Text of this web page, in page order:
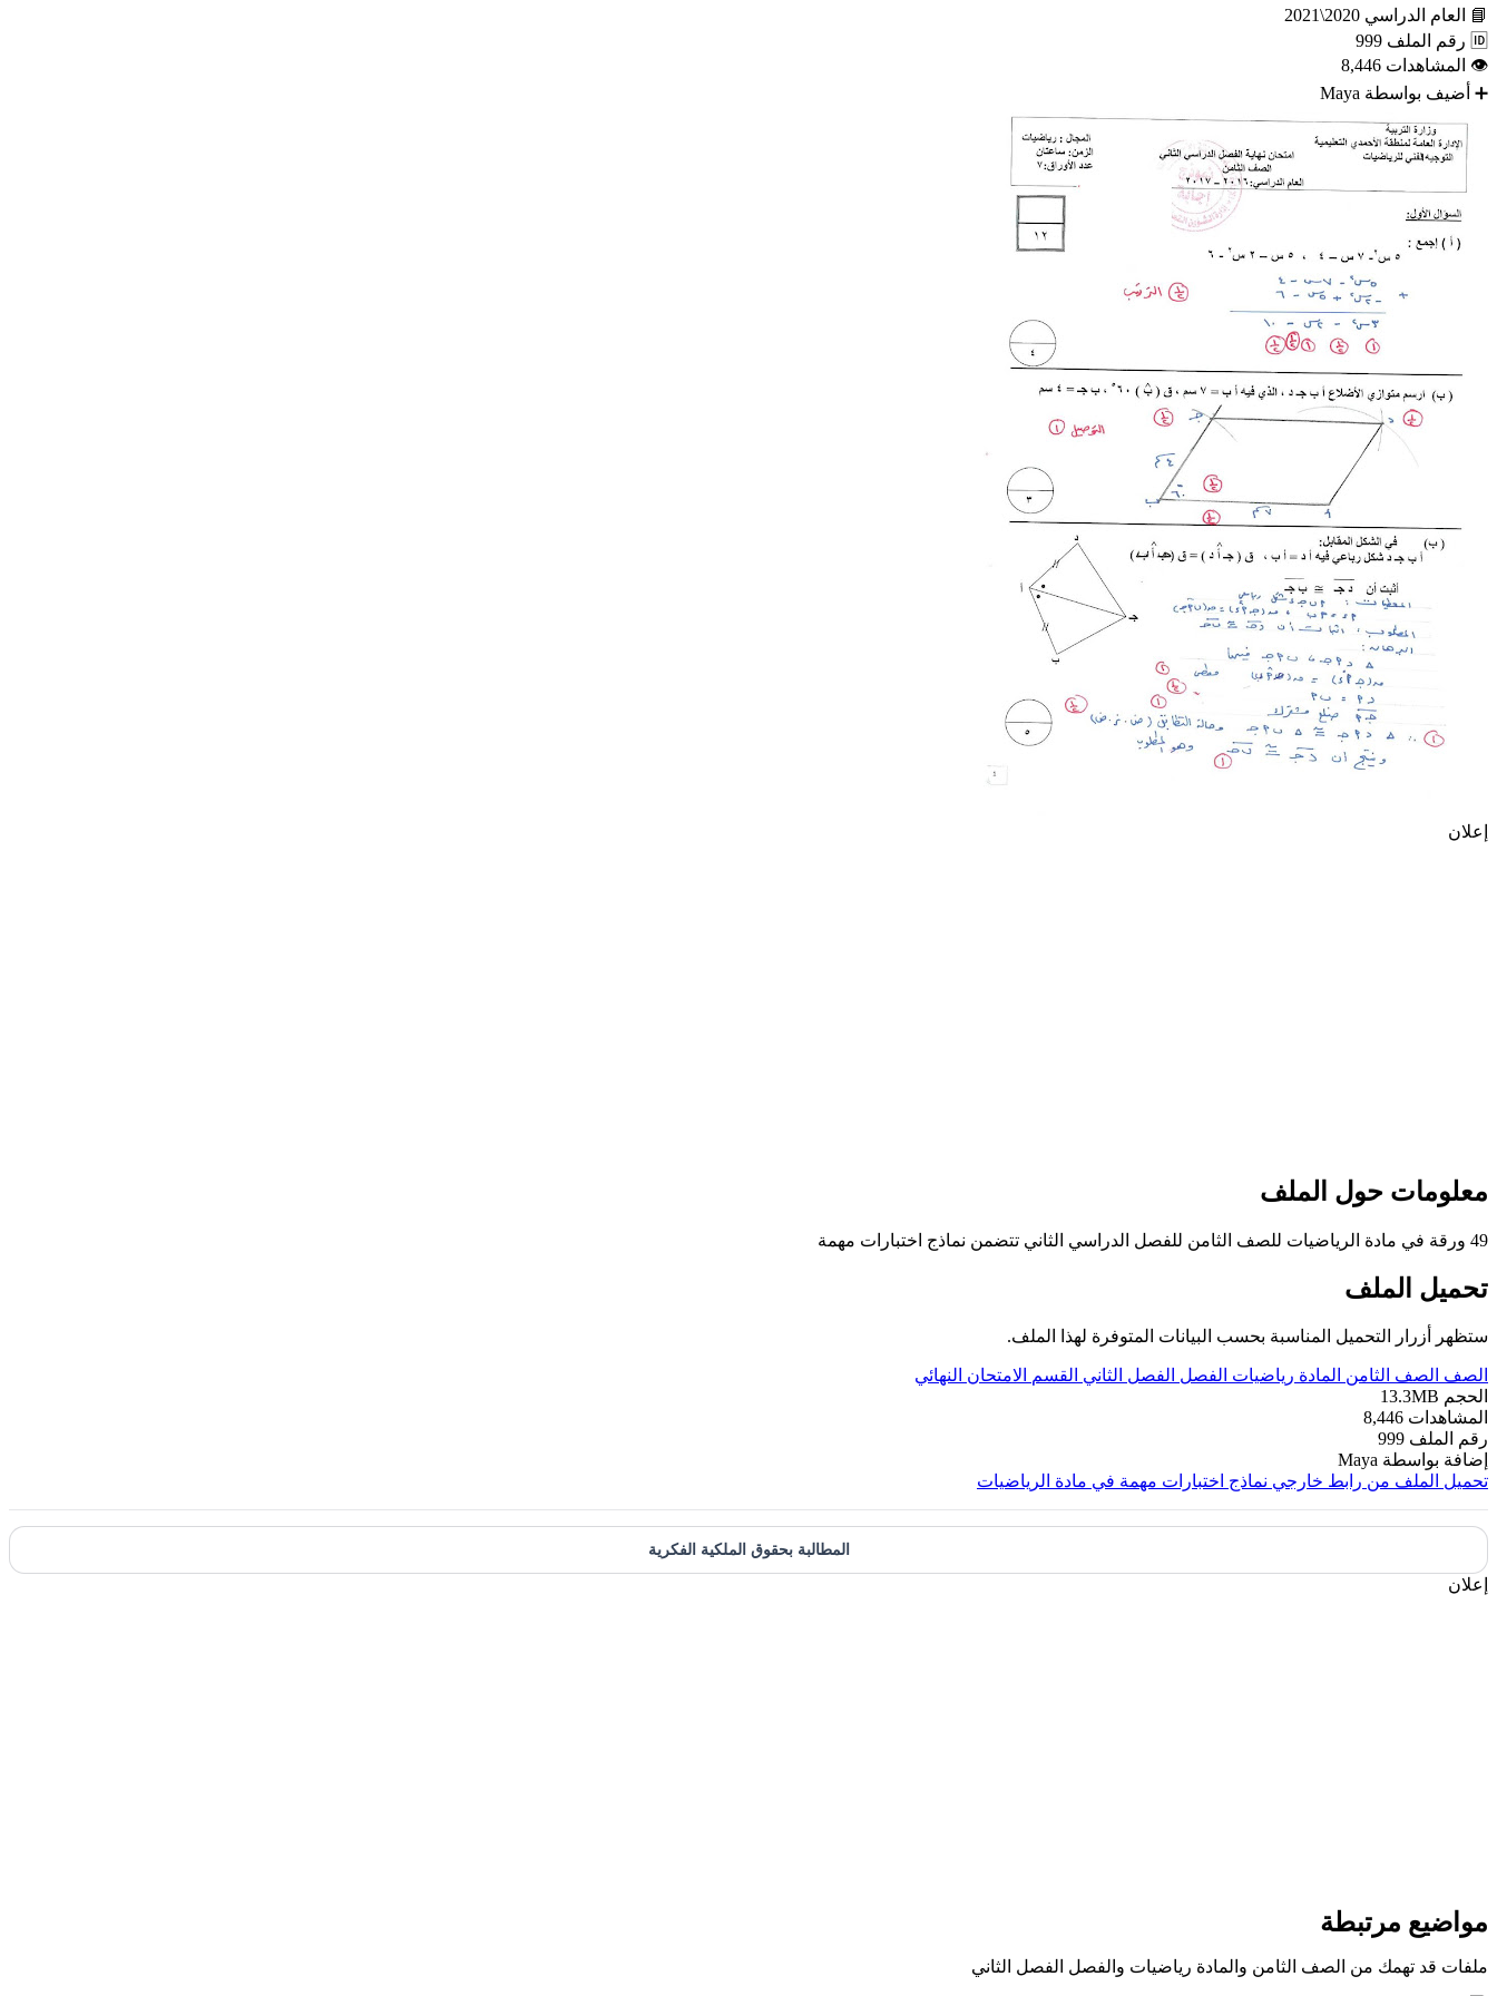
📘 العام الدراسي 2020\2021
🆔 رقم الملف 999
👁 المشاهدات 8,446
➕ أضيف بواسطة Maya
إعلان
معلومات حول الملف
49 ورقة في مادة الرياضيات للصف الثامن للفصل الدراسي الثاني تتضمن نماذج اختبارات مهمة
تحميل الملف
ستظهر أزرار التحميل المناسبة بحسب البيانات المتوفرة لهذا الملف.
الصف الصف الثامن المادة رياضيات الفصل الفصل الثاني القسم الامتحان النهائي
الحجم 13.3MB
المشاهدات 8,446
رقم الملف 999
إضافة بواسطة Maya
تحميل الملف من رابط خارجي نماذج اختبارات مهمة في مادة الرياضيات
المطالبة بحقوق الملكية الفكرية
إعلان
مواضيع مرتبطة
ملفات قد تهمك من الصف الثامن والمادة رياضيات والفصل الفصل الثاني